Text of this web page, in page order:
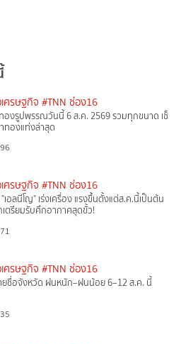
ศรษฐกิจ #TNN ช่อง16
องรูปพรรณวันนี้ 6 ส.ค. 2569 รวมทุกขนาด เช็
ทองแท่งล่าสุด
ศรษฐกิจ #TNN ช่อง16
เอลนีโญ" เร่งเครื่อง แรงขึ้นตั้งแต่ส.ค.นี้เป็นต้น
เตรียมรับศึกอากาศสุดขั้ว!
ศรษฐกิจ #TNN ช่อง16
ยชื่อจังหวัด ฝนหนัก–ฝนน้อย 6–12 ส.ค. นี้